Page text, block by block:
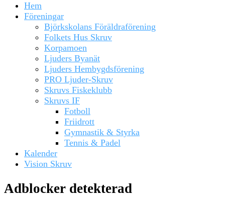
Hem
Föreningar
Björkskolans Föräldraförening
Folkets Hus Skruv
Korpamoen
Ljuders Byanät
Ljuders Hembygdsförening
PRO Ljuder-Skruv
Skruvs Fiskeklubb
Skruvs IF
Fotboll
Friidrott
Gymnastik & Styrka
Tennis & Padel
Kalender
Vision Skruv
Adblocker detekterad